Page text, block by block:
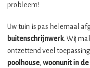
probleem!
Uw tuin is pas helemaal
buitenschrijnwerk. Wij
ontzettend veel
poolhouse, woonunit in